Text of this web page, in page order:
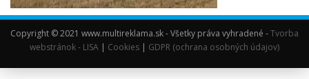
Copyright © 2021 www.multireklama.sk - Všetky práva vyhradené -Tvorba
webstránok - LISA | Cookies | GDPR (ochrana osobných údajov)